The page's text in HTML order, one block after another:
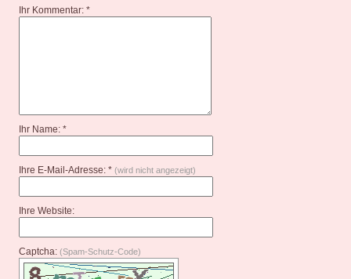
Ihr Kommentar: *
Ihr Name: *
Ihre E-Mail-Adresse: * (wird nicht angezeigt)
Ihre Website:
Captcha: (Spam-Schutz-Code)